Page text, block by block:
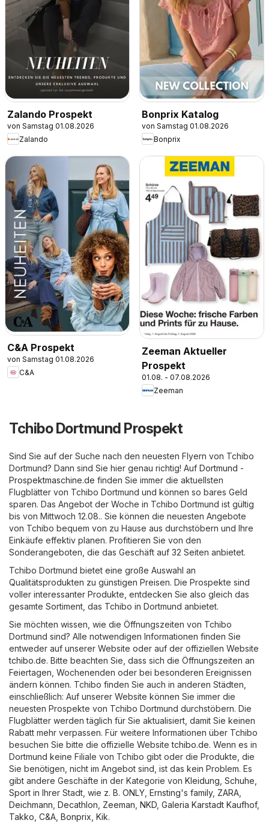
Zalando Prospekt
von Samstag 01.08.2026
Zalando
Bonprix Katalog
von Samstag 01.08.2026
Bonprix
C&A Prospekt
von Samstag 01.08.2026
C&A
Zeeman Aktueller
Prospekt
01.08. - 07.08.2026
Zeeman
Tchibo Dortmund Prospekt
Sind Sie auf der Suche nach den neuesten Flyern von Tchibo
Dortmund? Dann sind Sie hier genau richtig! Auf Dortmund -
Prospektmaschine.de finden Sie immer die aktuellsten
Flugblätter von Tchibo Dortmund und können so bares Geld
sparen. Das Angebot der Woche in Tchibo Dortmund ist gültig
bis von Mittwoch 12.08.. Sie können die neuesten Angebote
von Tchibo bequem von zu Hause aus durchstöbern und Ihre
Einkäufe effektiv planen. Profitieren Sie von den
Sonderangeboten, die das Geschäft auf 32 Seiten anbietet.
Tchibo Dortmund bietet eine große Auswahl an
Qualitätsprodukten zu günstigen Preisen. Die Prospekte sind
voller interessanter Produkte, entdecken Sie also gleich das
gesamte Sortiment, das Tchibo in Dortmund anbietet.
Sie möchten wissen, wie die Öffnungszeiten von Tchibo
Dortmund sind? Alle notwendigen Informationen finden Sie
entweder auf unserer Website oder auf der offiziellen Website
tchibo.de. Bitte beachten Sie, dass sich die Öffnungszeiten an
Feiertagen, Wochenenden oder bei besonderen Ereignissen
ändern können. Tchibo finden Sie auch in anderen Städten,
einschließlich: Auf unserer Website können Sie immer die
neuesten Prospekte von Tchibo Dortmund durchstöbern. Die
Flugblätter werden täglich für Sie aktualisiert, damit Sie keinen
Rabatt mehr verpassen. Für weitere Informationen über Tchibo
besuchen Sie bitte die offizielle Websitetchibo.de. Wenn es in
Dortmund keine Filiale von Tchibo gibt oder die Produkte, die
Sie benötigen, nicht im Angebot sind, ist das kein Problem. Es
gibt andere Geschäfte in der Kategorie von Kleidung, Schuhe,
Sport in Ihrer Stadt, wie z. B. ONLY Ernsting's family, ZARA
Deichmann Decathlon Zeeman NKD Galeria Karstadt Kaufhof,
Takko C&A Bonprix Kik.